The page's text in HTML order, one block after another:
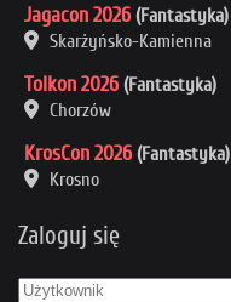
Jagacon 2026 (Fantastyka)
Skarżyńsko-Kamienna
Tolkon 2026 (Fantastyka)
Chorzów
KrosCon 2026 (Fantastyka)
Krosno
Zaloguj się